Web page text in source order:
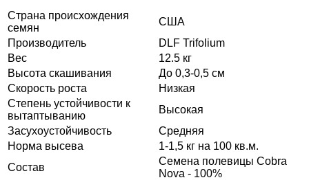
Страна происхождения
семян
США
Производитель
DLF Trifolium
Вес
12.5 кг
Высота скашивания
До 0,3-0,5 см
Скорость роста
Низкая
Степень устойчивости к
вытаптыванию
Высокая
Засухоустойчивость
Средняя
Норма высева
1-1,5 кг на 100 кв.м.
Состав
Семена полевицы Cobra
Nova - 100%